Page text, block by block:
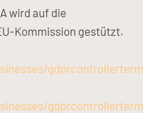
wird auf die
Kommission gestützt.